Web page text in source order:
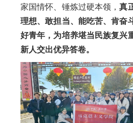
家国情怀、锤炼过硬本领，真
理想、敢担当、能吃苦、肯奋
好青年，为培养堪当民族复兴
新人交出优异答卷。